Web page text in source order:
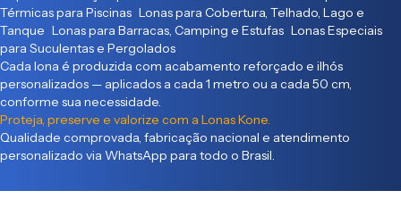
Térmicas para Piscinas Lonas para Cobertura, Telhado, Lago e
Tanque Lonas para Barracas, Camping e Estufas Lonas Especiais
para Suculentas e Pergolados
Cada lona é produzida com acabamento reforçado e ilhós
personalizados — aplicados a cada 1 metro ou a cada 50 cm,
conforme sua necessidade.
Proteja, preserve e valorize com a Lonas Kone.
Qualidade comprovada, fabricação nacional e atendimento
personalizado via WhatsApp para todo o Brasil.